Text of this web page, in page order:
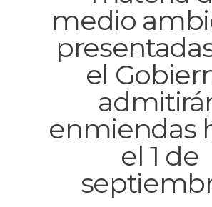
medio
el
enmiendas
el 1 de